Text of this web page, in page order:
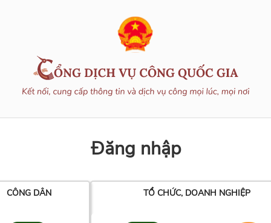
Đăng nhập
CÔNG DÂN TỔ CHỨC, DOANH NGHIỆP